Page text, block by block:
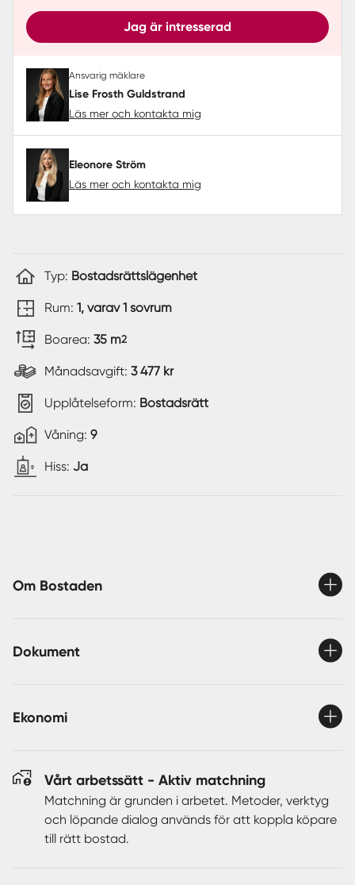
Jag är intresserad
Ansvarig mäklare
Lise Frosth Guldstrand
Läs mer och kontakta mig
Eleonore Ström
Läs mer och kontakta mig
Typ: Bostadsrättslägenhet
Rum: 1, varav 1 sovrum
Boarea: 35 m2
Månadsavgift: 3 477 kr
Upplåtelseform: Bostadsrätt
Våning: 9
Hiss: Ja
Om Bostaden
Dokument
Ekonomi
Vårt arbetssätt - Aktiv matchning
Matchning är grunden i arbetet. Metoder, verktyg
och löpande dialog används för att koppla köpare
till rätt bostad.